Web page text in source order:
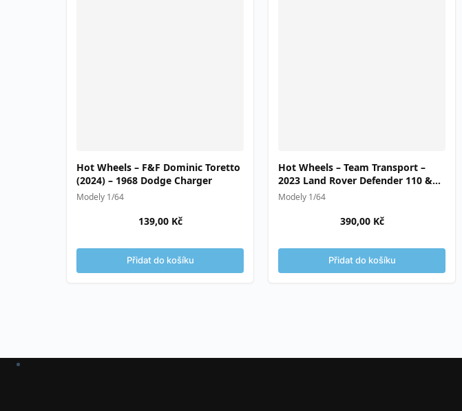
Hot Wheels – F&F Dominic Toretto
(2024) – 1968 Dodge Charger
Modely 1/64
139,00 Kč
Přidat do košíku
Hot Wheels – Team Transport –
2023 Land Rover Defender 110 &
Jaguar MK1 racer
Modely 1/64
390,00 Kč
Přidat do košíku